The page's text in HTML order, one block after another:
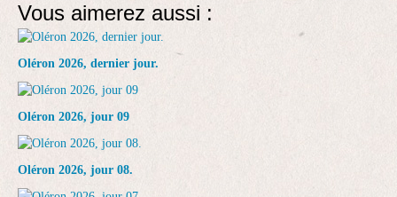
Vous aimerez aussi :
Oléron 2026, dernier jour.
Oléron 2026, jour 09
Oléron 2026, jour 08.